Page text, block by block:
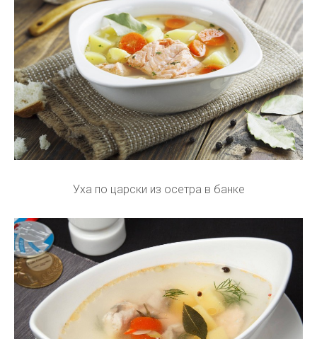
Уха по царски из осетра в банке